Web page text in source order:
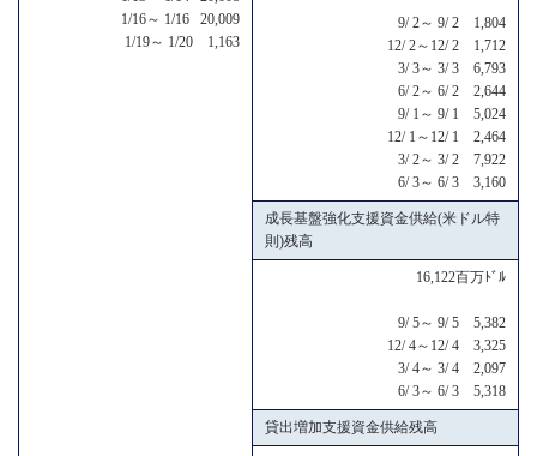
1/16～ 1/16 20,009
1/19～ 1/20 1,163
9/ 2～ 9/ 2 1,804
12/ 2～12/ 2 1,712
3/ 3～ 3/ 3 6,793
6/ 2～ 6/ 2 2,644
9/ 1～ 9/ 1 5,024
12/ 1～12/ 1 2,464
3/ 2～ 3/ 2 7,922
6/ 3～ 6/ 3 3,160
成長基盤強化支援資金供給(米ドル特
則)残高
16,122百万ﾄﾞﾙ
9/ 5～ 9/ 5 5,382
12/ 4～12/ 4 3,325
3/ 4～ 3/ 4 2,097
6/ 3～ 6/ 3 5,318
貸出増加支援資金供給残高